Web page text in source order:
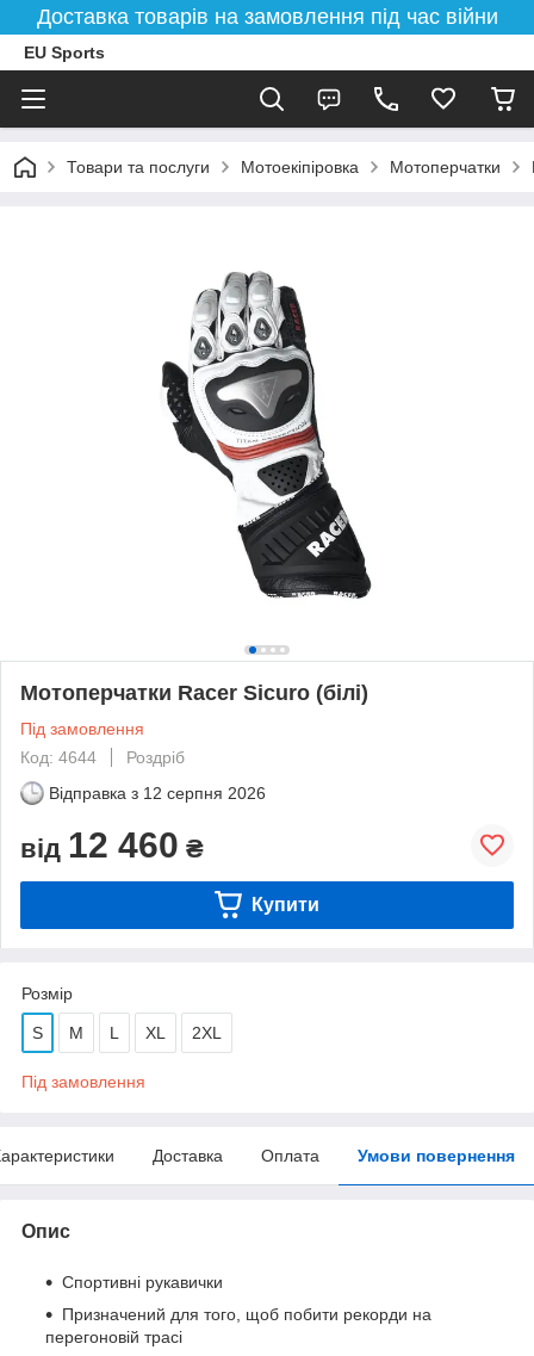
Доставка товарів на замовлення під час війни
EU Sports
Товари та послуги Мотоекіпіровка Мотоперчатки
Мотоперчатки Racer Sicuro (білі)
Під замовлення
Код: 4644
Роздріб
Відправка з 12 серпня 2026
від 12 460 ₴
Купити
Розмір
S M L XL 2XL
Під замовлення
Доставка Оплата Умови повернення
Опис
Спортивні рукавички
Призначений для того, щоб побити рекорди на
перегоновій трасі